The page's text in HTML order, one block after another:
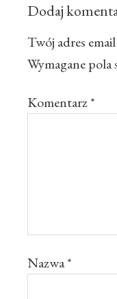
Dodaj
Twój adres
Wymagane pola
Komentarz*
Nazwa*